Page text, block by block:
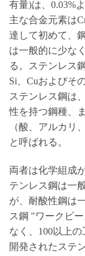
有量)は、0.03%
主な合金元素は
達して初めて、
は一般的に少な
る。ステンレス
Si、Cuおよびそ
ステンレス鋼は
性を持つ鋼種、
（酸、アルカリ
と呼ばれる。
両者は化学組成
テンレス鋼は一
が、耐酸性鋼は
ス鋼 "ワークピ
なく、100以上
開発されたステ